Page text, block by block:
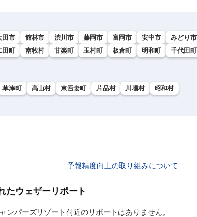
田市 館林市 渋川市 藤岡市 富岡市 安中市
みどり市
田町 南牧村 甘楽町 玉村町 板倉町 明和町
千代田町
草津町 高山村 東吾妻町 片品村 川場村
昭和村
予報精度向上の取り組みについて
たウェザーリポート
ンパーズリゾート付近のリポートはありません。